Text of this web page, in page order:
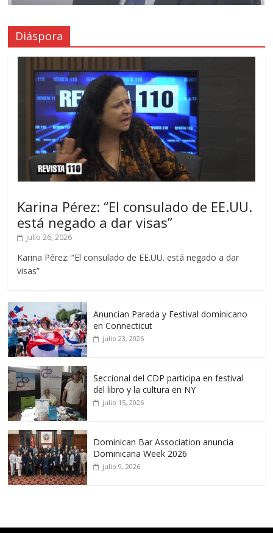
Diáspora
Karina Pérez: “El consulado de EE.UU.
está negado a dar visas”
julio 26, 2026
Karina Pérez: “El consulado de EE.UU. está negado a dar
visas”
Anuncian Parada y Festival dominicano
en Connecticut
julio 23, 2026
Seccional del CDP participa en festival
del libro y la cultura en NY
julio 15, 2026
Dominican Bar Association anuncia
Dominicana Week 2026
julio 9, 2026